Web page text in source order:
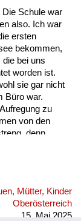
Schule war
also. Ich war
ersten
bekommen,
bei uns
worden ist.
sie gar nicht
Büro war.
zu
von den
denn
Wer soll denn
immer diesen
Mütter, Kinder
Oberösterreich
15. Mai 2025